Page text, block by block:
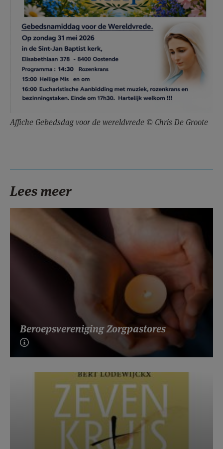
Affiche Gebedsdag voor de wereldvrede © Chris De Groote
Lees meer
Beroepsvereniging Zorgpastores